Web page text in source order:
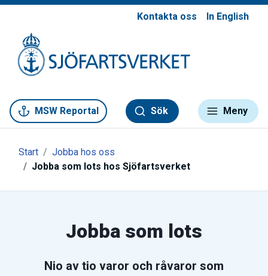
Kontakta oss In English
MSW Reportal Sök Meny
Start
Jobba hos oss
Jobba som lots hos Sjöfartsverket
Jobba som lots
Nio av tio varor och råvaror som